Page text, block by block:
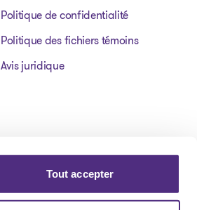
Tout accepter
Politique de confidentialité
Politique des fichiers témoins
Avis juridique